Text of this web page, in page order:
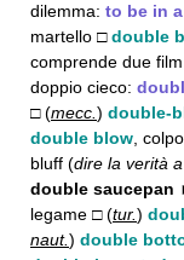
dilemma: to be in
martello □double
comprende due
doppio cieco:
□ (mecc. ) double-
double blow ,
bluff (dire la verità
double saucepan
legame □ (tur.)
naut.) double